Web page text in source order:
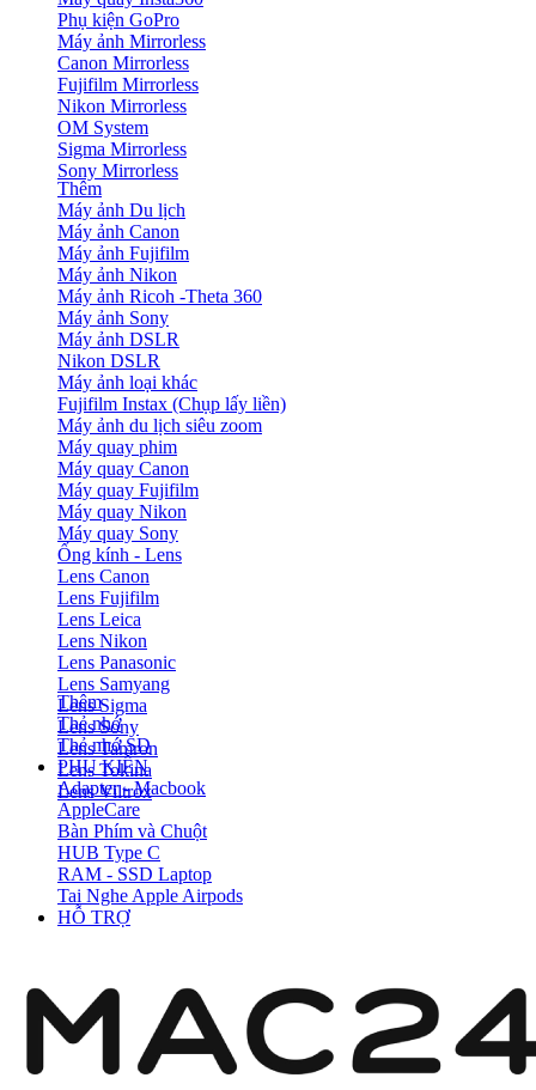
Phụ kiện GoPro
Máy ảnh Mirrorless
Canon Mirrorless
Fujifilm Mirrorless
Nikon Mirrorless
OM System
Sigma Mirrorless
Sony Mirrorless
Thêm
Máy ảnh Du lịch
Máy ảnh Canon
Máy ảnh Fujifilm
Máy ảnh Nikon
Máy ảnh Ricoh -Theta 360
Máy ảnh Sony
Máy ảnh DSLR
Nikon DSLR
Máy ảnh loại khác
Fujifilm Instax (Chụp lấy liền)
Máy ảnh du lịch siêu zoom
Máy quay phim
Máy quay Canon
Máy quay Fujifilm
Máy quay Nikon
Máy quay Sony
Ống kính - Lens
Lens Canon
Lens Fujifilm
Lens Leica
Lens Nikon
Lens Panasonic
Lens Samyang
Lens Sigma
Lens Sony
Lens Tamron
Lens Tokina
Lens Viltrox
Thêm
Thẻ nhớ
Thẻ nhớ SD
PHỤ KIỆN
Adapter - Macbook
AppleCare
Bàn Phím và Chuột
HUB Type C
RAM - SSD Laptop
Tai Nghe Apple Airpods
HỖ TRỢ